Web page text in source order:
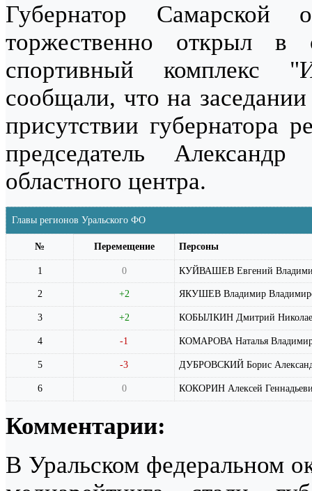
Губернатор Самарской
торжественно открыл в
спортивный комплекс
сообщали, что на
присутствии губернатора
председатель
областного центра.
Главы регионов Уральского ФО
№ Перемещение Персоны
1 0 КУЙВАШЕВ Евгений
2 +2 ЯКУШЕВ Владимир
3 +2 КОБЫЛКИН Дмитрий
4 -1 КОМАРОВА Наталья
5 -3 ДУБРОВСКИЙ Борис
6 0 КОКОРИН Алексей
Комментарии:
В Уральском федеральном